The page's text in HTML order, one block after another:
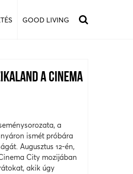
GOOD LIVING
A CINEMA
a
ismét próbára
Augusztus 12-én,
City mozijában
akik úgy